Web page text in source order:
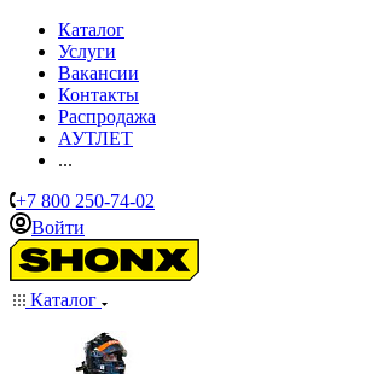
Каталог
Услуги
Вакансии
Контакты
Распродажа
АУТЛЕТ
...
+7 800 250-74-02
Войти
Каталог